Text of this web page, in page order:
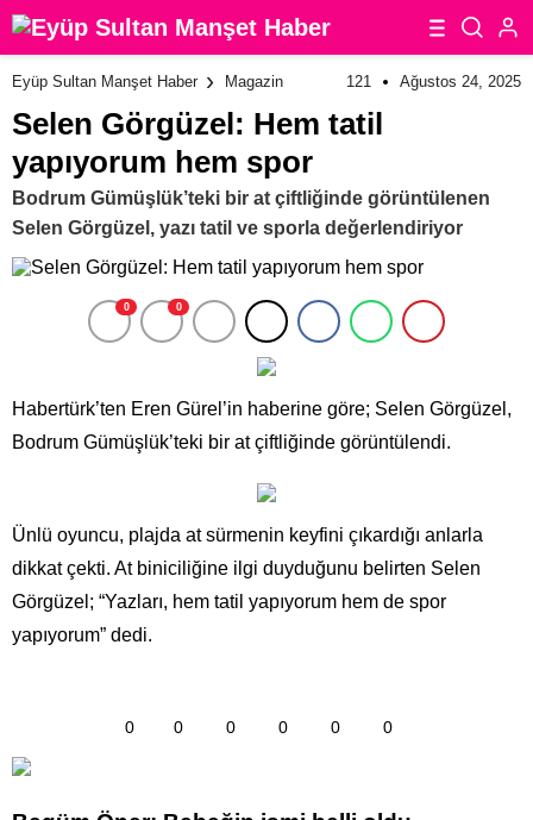
Eyüp Sultan Manşet Haber Magazin 121 Ağustos 24, 2025
Selen Görgüzel: Hem tatil
yapıyorum hem spor
Bodrum Gümüşlük’teki bir at çiftliğinde görüntülenen
Selen Görgüzel, yazı tatil ve sporla değerlendiriyor
0 0
Habertürk’ten Eren Gürel’in haberine göre; Selen Görgüzel,
Bodrum Gümüşlük’teki bir at çiftliğinde görüntülendi.
Ünlü oyuncu, plajda at sürmenin keyfini çıkardığı anlarla
dikkat çekti. At biniciliğine ilgi duyduğunu belirten Selen
Görgüzel; “Yazları, hem tatil yapıyorum hem de spor
yapıyorum” dedi.
0 0 0 0 0 0